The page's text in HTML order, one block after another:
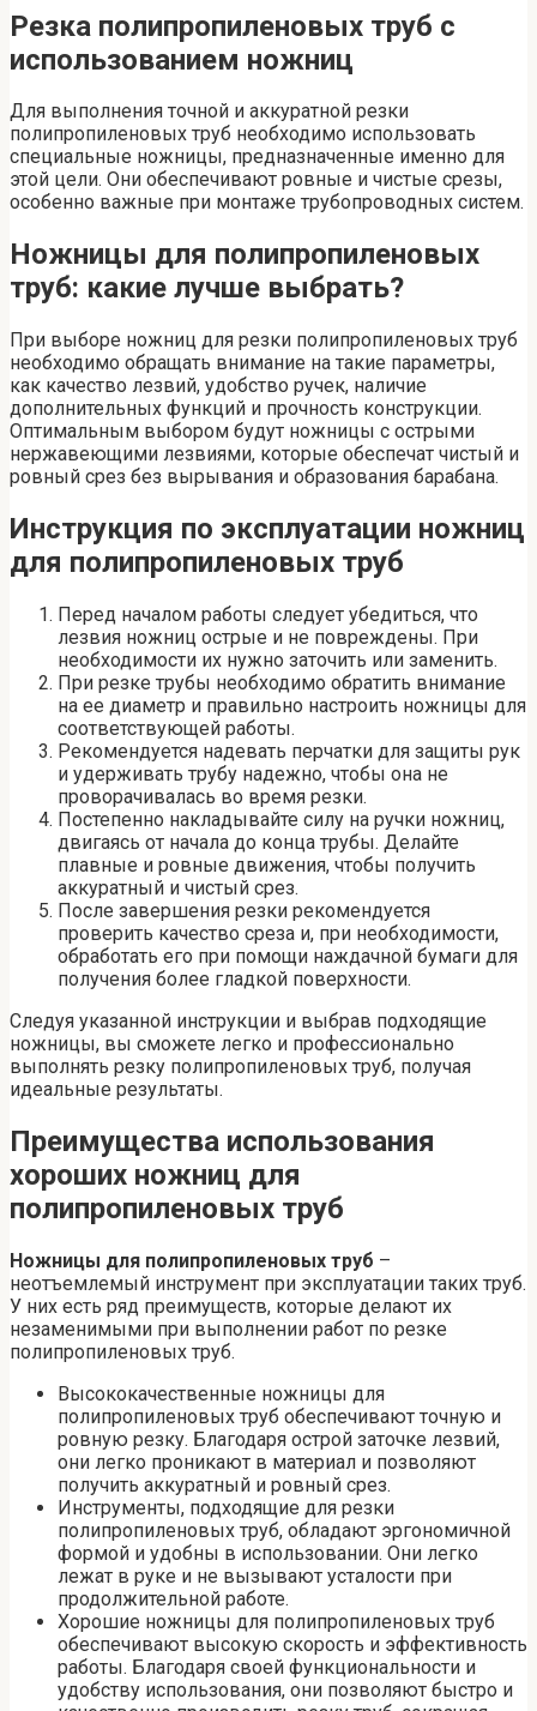
Резка полипропиленовых труб с
использованием ножниц
Для выполнения точной и аккуратной резки
полипропиленовых труб необходимо использовать
специальные ножницы, предназначенные именно для
этой цели. Они обеспечивают ровные и чистые срезы,
особенно важные при монтаже трубопроводных систем.
Ножницы для полипропиленовых
труб: какие лучше выбрать?
При выборе ножниц для резки полипропиленовых труб
необходимо обращать внимание на такие параметры,
как качество лезвий, удобство ручек, наличие
дополнительных функций и прочность конструкции.
Оптимальным выбором будут ножницы с острыми
нержавеющими лезвиями, которые обеспечат чистый и
ровный срез без вырывания и образования барабана.
Инструкция по эксплуатации ножниц
для полипропиленовых труб
Перед началом работы следует убедиться, что
лезвия ножниц острые и не повреждены. При
необходимости их нужно заточить или заменить.
При резке трубы необходимо обратить внимание
на ее диаметр и правильно настроить ножницы для
соответствующей работы.
Рекомендуется надевать перчатки для защиты рук
и удерживать трубу надежно, чтобы она не
проворачивалась во время резки.
Постепенно накладывайте силу на ручки ножниц,
двигаясь от начала до конца трубы. Делайте
плавные и ровные движения, чтобы получить
аккуратный и чистый срез.
После завершения резки рекомендуется
проверить качество среза и, при необходимости,
обработать его при помощи наждачной бумаги для
получения более гладкой поверхности.
Следуя указанной инструкции и выбрав подходящие
ножницы, вы сможете легко и профессионально
выполнять резку полипропиленовых труб, получая
идеальные результаты.
Преимущества использования
хороших ножниц для
полипропиленовых труб
Ножницы для полипропиленовых труб –
неотъемлемый инструмент при эксплуатации таких труб.
У них есть ряд преимуществ, которые делают их
незаменимыми при выполнении работ по резке
полипропиленовых труб.
Высококачественные ножницы для
полипропиленовых труб обеспечивают точную и
ровную резку. Благодаря острой заточке лезвий,
они легко проникают в материал и позволяют
получить аккуратный и ровный срез.
Инструменты, подходящие для резки
полипропиленовых труб, обладают эргономичной
формой и удобны в использовании. Они легко
лежат в руке и не вызывают усталости при
продолжительной работе.
Хорошие ножницы для полипропиленовых труб
обеспечивают высокую скорость и эффективность
работы. Благодаря своей функциональности и
удобству использования, они позволяют быстро и